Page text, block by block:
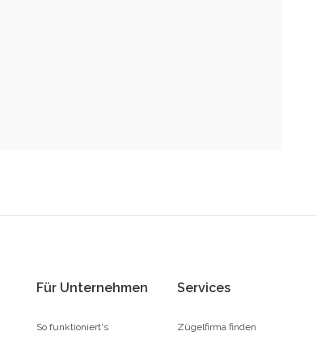
Für Unternehmen
So funktioniert's
Services
Zügelfirma finden